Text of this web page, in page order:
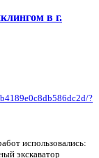
в г.
?
использовались:
экскаватор